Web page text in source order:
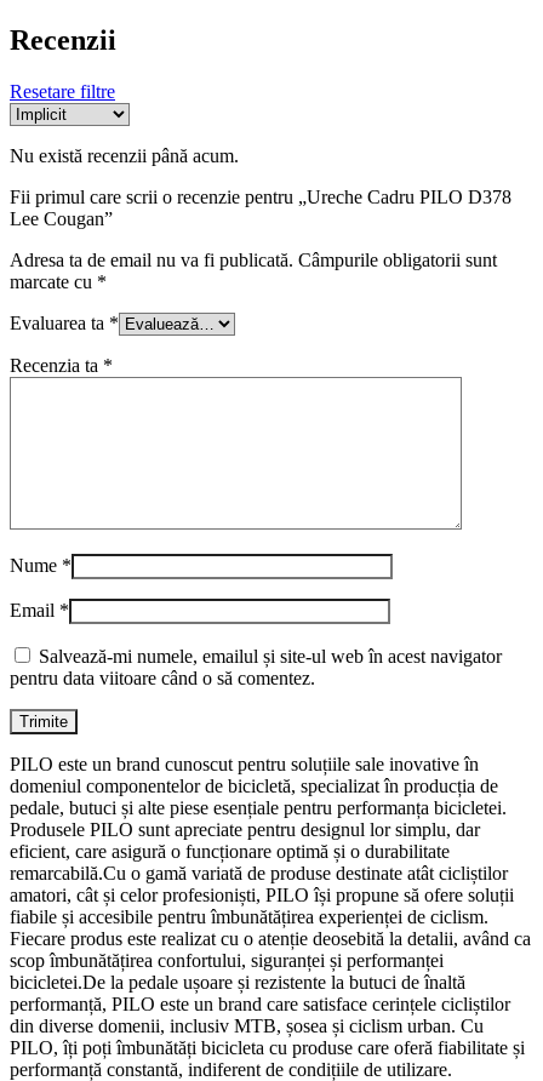
Recenzii
Resetare filtre
Nu există recenzii până acum.
Fii primul care scrii o recenzie pentru „Ureche Cadru PILO D378
Lee Cougan”
Adresa ta de email nu va fi publicată. Câmpurile obligatorii sunt
marcate cu *
Evaluarea ta *
Recenzia ta *
Nume *
Email *
Salvează-mi numele, emailul și site-ul web în acest navigator
pentru data viitoare când o să comentez.
PILO este un brand cunoscut pentru soluțiile sale inovative în
domeniul componentelor de bicicletă, specializat în producția de
pedale, butuci și alte piese esențiale pentru performanța bicicletei.
Produsele PILO sunt apreciate pentru designul lor simplu, dar
eficient, care asigură o funcționare optimă și o durabilitate
remarcabilă.Cu o gamă variată de produse destinate atât cicliștilor
amatori, cât și celor profesioniști, PILO își propune să ofere soluții
fiabile și accesibile pentru îmbunătățirea experienței de ciclism.
Fiecare produs este realizat cu o atenție deosebită la detalii, având ca
scop îmbunătățirea confortului, siguranței și performanței
bicicletei.De la pedale ușoare și rezistente la butuci de înaltă
performanță, PILO este un brand care satisface cerințele cicliștilor
din diverse domenii, inclusiv MTB, șosea și ciclism urban. Cu
PILO, îți poți îmbunătăți bicicleta cu produse care oferă fiabilitate și
performanță constantă, indiferent de condițiile de utilizare.